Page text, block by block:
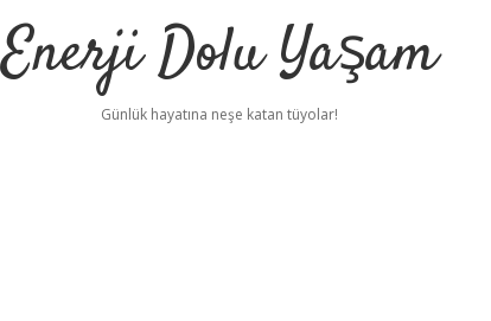
Enerji Dolu Yaşam
Günlük hayatına neşe katan tüyolar!